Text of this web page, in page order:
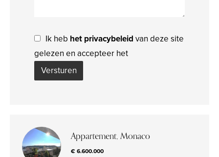
Ik heb het privacybeleid van deze site
gelezen en accepteer het
Versturen
Appartement, Monaco
€ 6.600.000